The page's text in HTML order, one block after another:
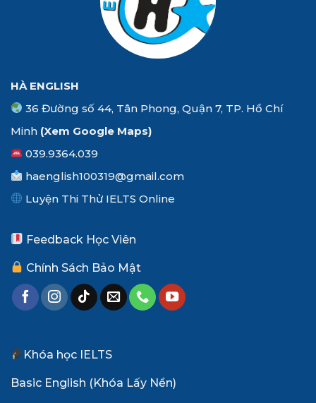
HÀ ENGLISH
36 Đường số 44, Tân Phong, Quận 7, TP. Hồ Chí
Minh (Xem Google Maps)
039.9364.039
haenglish100319@gmail.com
Luyện Thi Thử IELTS Online
Feedback Học Viên
Chính Sách Bảo Mật
Khóa học IELTS
Basic English (Khóa Lấy Nền)